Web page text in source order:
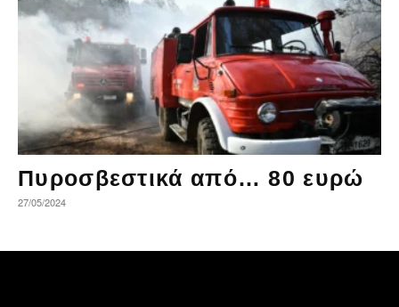
Πυροσβεστικά από… 80 ευρώ
27/05/2024